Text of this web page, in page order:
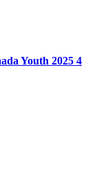
Youth 2025 4